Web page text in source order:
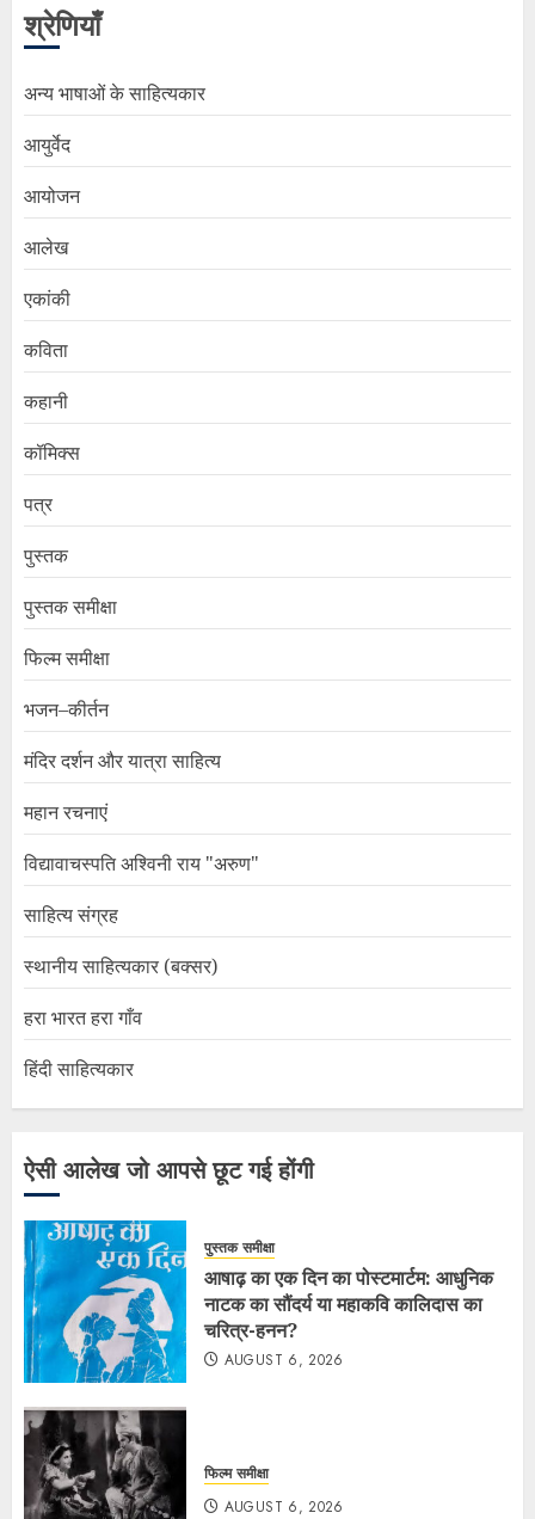
श्रेणियाँ
अन्य भाषाओं के साहित्यकार
आयुर्वेद
आयोजन
आलेख
एकांकी
कविता
कहानी
कॉमिक्स
पत्र
पुस्तक
पुस्तक समीक्षा
फिल्म समीक्षा
भजन–कीर्तन
मंदिर दर्शन और यात्रा साहित्य
महान रचनाएं
विद्यावाचस्पति अश्विनी राय "अरुण"
साहित्य संग्रह
स्थानीय साहित्यकार (बक्सर)
हरा भारत हरा गाँव
हिंदी साहित्यकार
ऐसी आलेख जो आपसे छूट गई होंगी
पुस्तक समीक्षा
आषाढ़ का एक दिन का पोस्टमार्टम: आधुनिक
नाटक का सौंदर्य या महाकवि कालिदास का
चरित्र-हनन?
AUGUST 6, 2026
फिल्म समीक्षा
AUGUST 6, 2026